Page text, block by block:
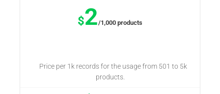
$2/1,000 products
Price per 1k records for the usage from 501 to 5k
products.